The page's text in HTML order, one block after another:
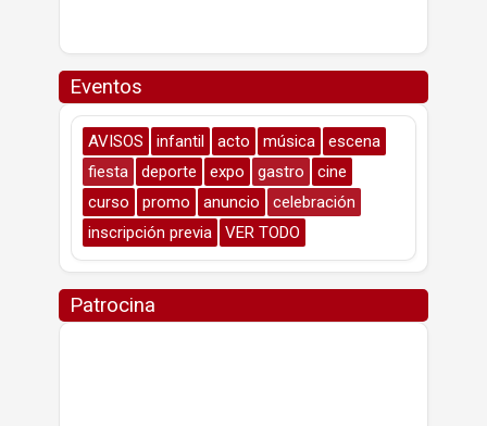
Eventos
AVISOS infantil acto música
escena
fiesta
deporte expo gastro
cine
curso
promo anuncio
celebración
inscripción previa
VER TODO
Patrocina